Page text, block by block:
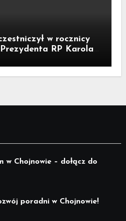
w rocznicy
RP Karola
w Chojnowie – dołącz do
poradni w Chojnowie!